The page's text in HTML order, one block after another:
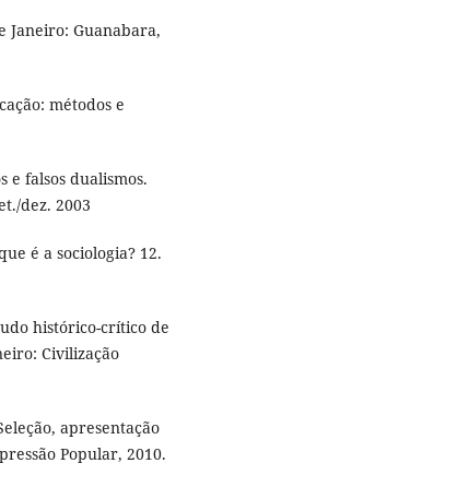
Janeiro: Guanabara,
métodos e
e falsos dualismos.
dez. 2003
é a sociologia? 12.
histórico-crítico de
Civilização
apresentação
Popular, 2010.